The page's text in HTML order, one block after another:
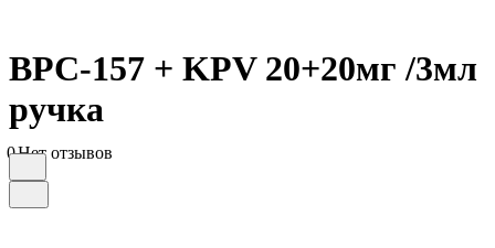
BPC-157 + KPV 20+20мг /3мл
ручка
0Нет отзывов